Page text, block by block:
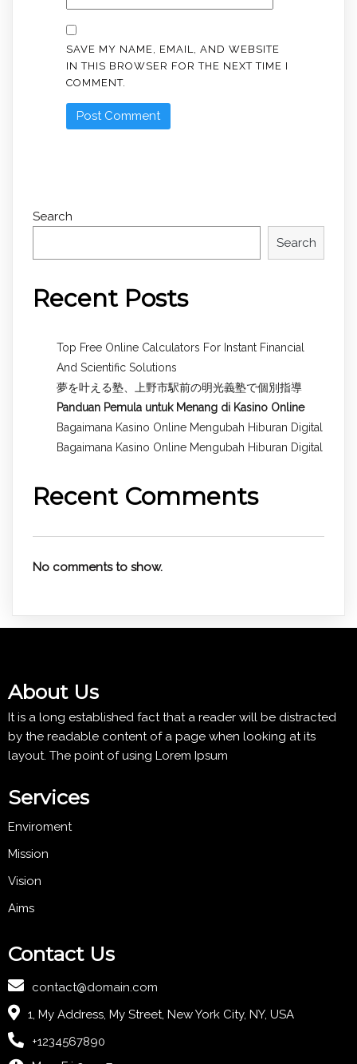
SAVE MY NAME, EMAIL, AND WEBSITE
IN THIS BROWSER FOR THE NEXT TIME I
COMMENT.
Search
Search
Recent Posts
Top Free Online Calculators For Instant Financial
And Scientific Solutions
夢を叶える塾、上野市駅前の明光義塾で個別指導
Panduan Pemula untuk Menang di Kasino Online
Bagaimana Kasino Online Mengubah Hiburan Digital
Bagaimana Kasino Online Mengubah Hiburan Digital
Recent Comments
No comments to show.
About Us
It is a long established fact that a reader will be distracted
by the readable content of a page when looking at its
layout. The point of using Lorem Ipsum
Services
Enviroment
Mission
Vision
Aims
Contact Us
contact@domain.com
1, My Address, My Street, New York City, NY, USA
+1234567890